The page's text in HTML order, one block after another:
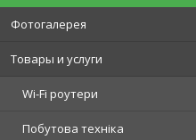
Фотогалерея
Товары и услуги
Wi-Fi роутери
Побутова техніка